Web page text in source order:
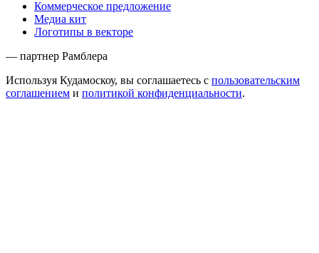
Коммерческое предложение
Медиа кит
Логотипы в векторе
— партнер Рамблера
Используя Кудамоскоу, вы соглашаетесь с пользовательским
соглашением и политикой конфиденциальности.